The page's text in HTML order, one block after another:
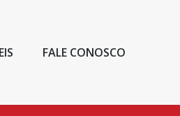
FALE CONOSCO